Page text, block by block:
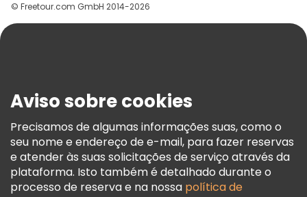
Ajuda
Termos E Informações Legais
Política De Cookies
Freetour Prémios
Programa De Fidelidade
© Freetour.com GmbH 2014-2026
Aviso sobre cookies
Precisamos de algumas informações suas, como o
seu nome e endereço de e-mail, para fazer reservas
e atender às suas solicitações de serviço através da
plataforma. Isto também é detalhado durante o
processo de reserva e na nossa política de